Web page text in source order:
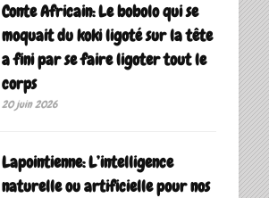
Conte Africain: Le bobolo qui se
moquait du koki ligoté sur la tête
a fini par se faire ligoter tout le
corps
20 juin 2026
Lapointienne: L’intelligence
naturelle ou artificielle pour nos